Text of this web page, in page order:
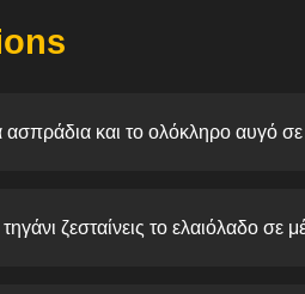
και το ολόκληρο αυγό
ζεσταίνεις το ελαιόλαδο σε